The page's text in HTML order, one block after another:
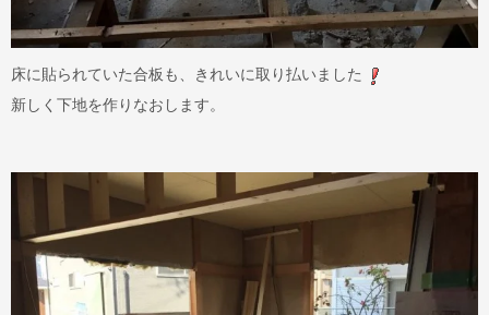
床に貼られていた合板も、きれいに取り払いました
新しく下地を作りなおします。